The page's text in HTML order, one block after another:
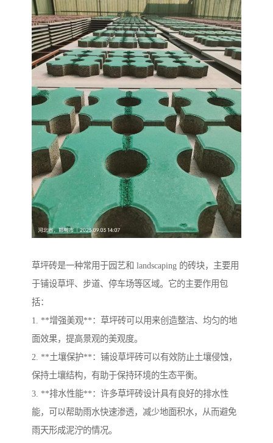
草坪砖是一种常用于园艺和 landscaping 的砖块，主要用
于铺设草坪、步道、停车场等区域。它的主要作用包
括：
1. **增强美观**：草坪砖可以用来创造整洁、均匀的地
面效果，提高景观的美观度。
2. **土壤保护**：铺设草坪砖可以有效防止土壤侵蚀，
保持土壤结构，有助于保持环境的生态平衡。
3. **排水性能**：许多草坪砖设计具有良好的排水性
能，可以帮助雨水快速渗透，减少地面积水，从而避免
雨天形成泥泞的情况。